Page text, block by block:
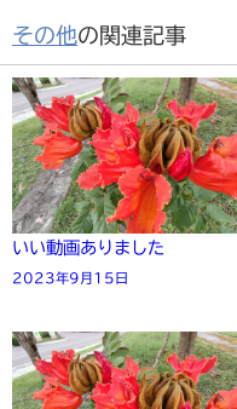
その他の関連記事
いい動画ありました
2023年9月15日